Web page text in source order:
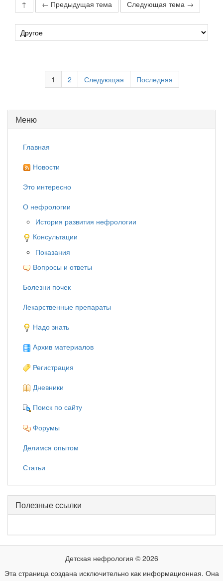
↑ ← Предыдущая тема Следующая тема →
1 2 Следующая Последняя
Меню
Главная
Новости
Это интересно
О нефрологии
История развития нефрологии
Консультации
Показания
Вопросы и ответы
Болезни почек
Лекарственные препараты
Надо знать
Архив материалов
Регистрация
Дневники
Поиск по сайту
Форумы
Делимся опытом
Статьи
Полезные ссылки
Детская нефрология © 2026
Эта страница создана исключительно как информационная. Она